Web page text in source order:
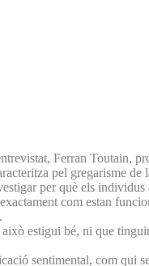
Ferran Toutain,
pel gregarisme de
per què els
com estan
estigui bé, ni que
sentimental, com qui